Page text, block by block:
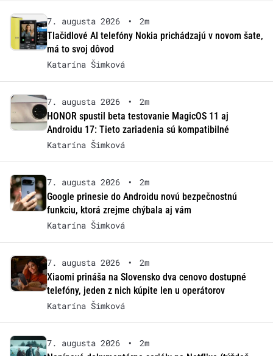
7. augusta 2026 •
2m
Tlačidlové AI telefóny Nokia prichádzajú v novom šate,
má to svoj dôvod
Katarína Šimková
7. augusta 2026 •
2m
HONOR spustil beta testovanie MagicOS 11 aj
Androidu 17: Tieto zariadenia sú kompatibilné
Katarína Šimková
7. augusta 2026 •
2m
Google prinesie do Androidu novú bezpečnostnú
funkciu, ktorá zrejme chýbala aj vám
Katarína Šimková
7. augusta 2026 •
2m
Xiaomi prináša na Slovensko dva cenovo dostupné
telefóny, jeden z nich kúpite len u operátorov
Katarína Šimková
7. augusta 2026 •
2m